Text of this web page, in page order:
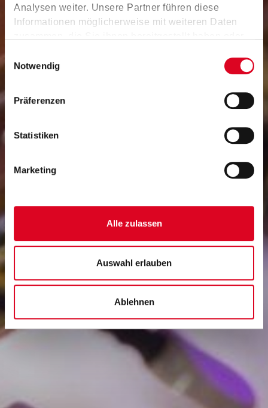
Analysen weiter. Unsere Partner führen diese
Informationen möglicherweise mit weiteren Daten
zusammen, die Sie ihnen bereitgestellt haben oder
gesammelt haben.
Einwilligungsauswahl
Notwendig
Präferenzen
Statistiken
Marketing
Alle zulassen
Auswahl erlauben
Ablehnen
prima la musica Ergebnisse
ERGEBNISSE MUSIKUM SALZBURG STADT